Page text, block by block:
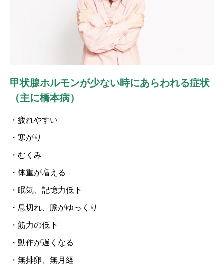
甲状腺ホルモンが少ない時にあらわれる症状
（主に橋本病）
・疲れやすい
・寒がり
・むくみ
・体重が増える
・眠気、記憶力低下
・息切れ、脈がゆっくり
・筋力の低下
・動作が遅くなる
・無排卵、無月経